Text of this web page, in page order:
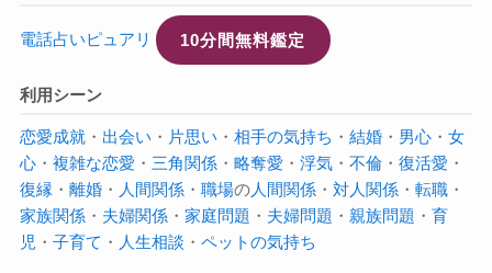
電話占いピュアリ 10分間無料鑑定
利用シーン
恋愛成就・ 出会い ・ 片思い ・ 相手の気持ち ・ 結婚・ 男心・ 女
心・ 複雑な恋愛 ・ 三角関係・ 略奪愛 ・ 浮気・ 不倫・ 復活愛 ・
復縁 ・ 離婚・ 人間関係・ 職場の人間関係・ 対人関係・ 転職・
家族関係・ 夫婦関係・ 家庭問題 ・ 夫婦問題 ・ 親族問題 ・ 育
児 ・ 子育て ・ 人生相談 ・ ペットの気持ち